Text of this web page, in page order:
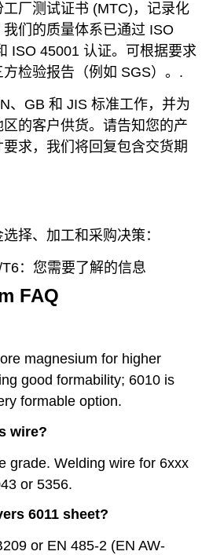
厂测试证书 (MTC)，记录化
们的质量体系已通过 ISO
ISO 45001 认证。可根据要求
检验报告（例如 SGS）。.
、GB 和 JIS 标准工作，并为
的客户供货。请告知您的产
求，我们将回复包含交货期
择、加工和采购决策：
：您需要了解的信息
FAQ
magnesium for higher
good formability; 6010 is
formable option.
wire?
grade. Welding wire for 6xxx
or 5356.
6011 sheet?
or EN 485-2 (EN AW-